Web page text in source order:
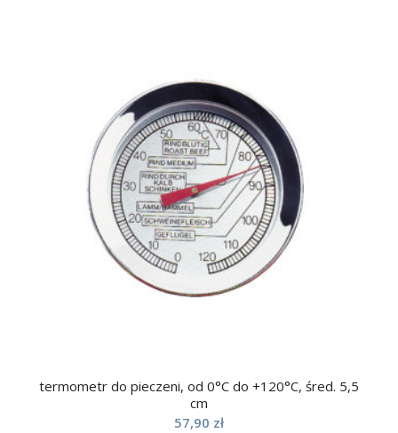
termometr do pieczeni, od 0°C do +120°C, śred. 5,5
cm
57,90 zł